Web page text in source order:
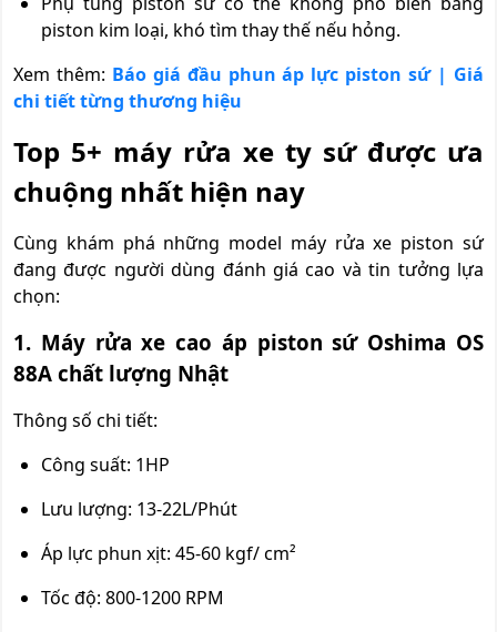
piston kim loại, khó tìm thay thế nếu hỏng.
Xem thêm: Báo giá đầu phun áp lực piston sứ | Giá
chi tiết từng thương hiệu
Top 5+ máy rửa xe ty sứ được ưa
chuộng nhất hiện nay
Cùng khám phá những model máy rửa xe piston sứ
đang được người dùng đánh giá cao và tin tưởng lựa
chọn:
1. Máy rửa xe cao áp piston sứ Oshima OS
88A chất lượng Nhật
Thông số chi tiết:
Công suất: 1HP
Lưu lượng: 13-22L/Phút
Áp lực phun xịt: 45-60 kgf/ cm²
Tốc độ: 800-1200 RPM